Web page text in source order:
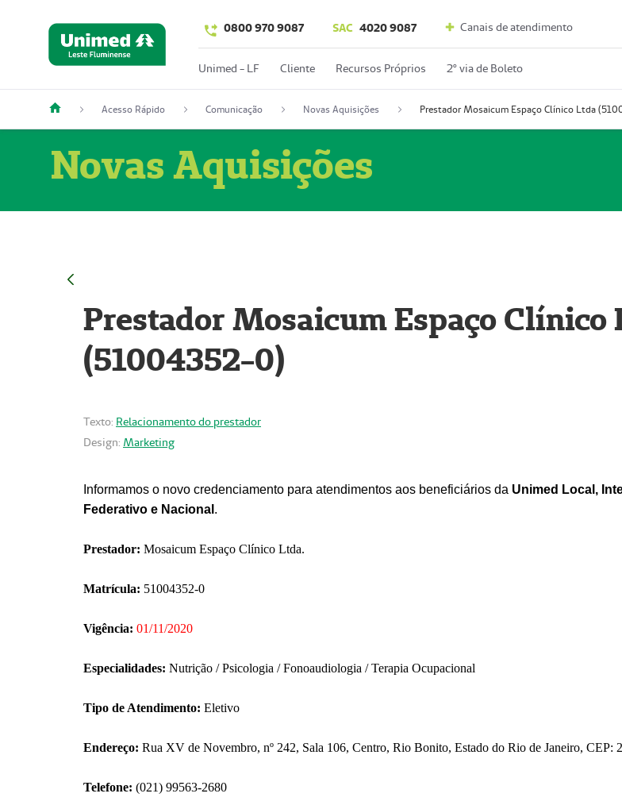
0800 970 9087 SAC 4020 9087 Canais de atendimento
Unimed - LF Cliente Recursos Próprios 2º via de Boleto
Acesso Rápido Comunicação Novas Aquisições
Novas Aquisições
Prestador Mosaicum Espaço Clínico
(51004352-0)
Texto: Relacionamento do prestador
Design: Marketing
Informamos o novo credenciamento para atendimentos aos beneficiários da Unimed Local,
Federativo e Nacional .
Prestador: Mosaicum Espaço Clínico Ltda.
Matrícula: 51004352-0
Vigência: 01/11/2020
Especialidades: Nutrição / Psicologia / Fonoaudiologia / Terapia Ocupacional
Tipo de Atendimento: Eletivo
Endereço: Rua XV de Novembro, nº 242, Sala 106, Centro, Rio Bonito, Estado do Rio de Janeiro, CEP:
Telefone: (021) 99563-2680